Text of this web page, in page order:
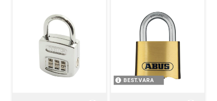
BEST.VARA